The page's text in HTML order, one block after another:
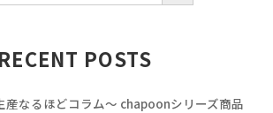
RECENT POSTS
産なるほどコラム〜 chapoonシリーズ商品